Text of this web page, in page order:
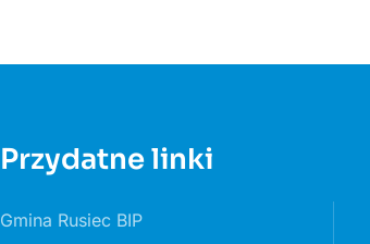
Przydatne linki
Gmina Rusiec BIP